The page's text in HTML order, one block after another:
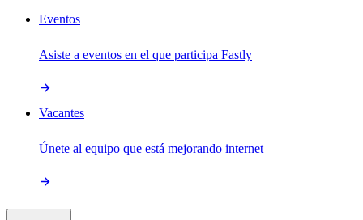
Eventos
Asiste a eventos en el que participa Fastly
Vacantes
Únete al equipo que está mejorando internet